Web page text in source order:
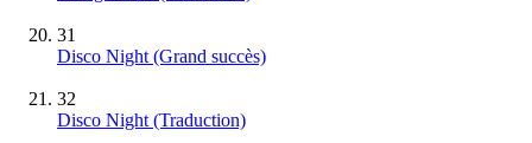
31
Disco Night (Grand succès)
32
Disco Night (Traduction)